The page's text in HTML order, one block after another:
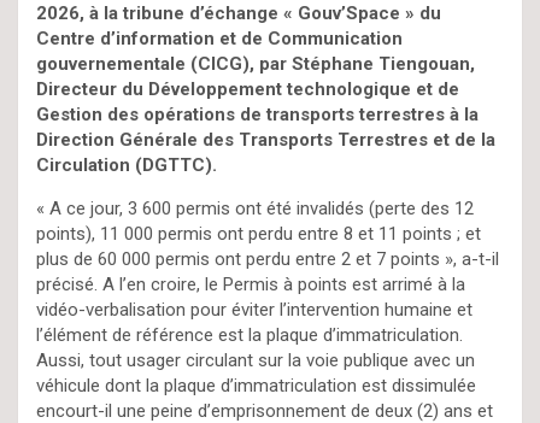
2026, à la tribune d’échange « Gouv’Space » du
Centre d’information et de Communication
gouvernementale (CICG), par Stéphane Tiengouan,
Directeur du Développement technologique et de
Gestion des opérations de transports terrestres à la
Direction Générale des Transports Terrestres et de la
Circulation (DGTTC).
« A ce jour, 3 600 permis ont été invalidés (perte des 12
points), 11 000 permis ont perdu entre 8 et 11 points ; et
plus de 60 000 permis ont perdu entre 2 et 7 points », a-t-il
précisé. A l’en croire, le Permis à points est arrimé à la
vidéo-verbalisation pour éviter l’intervention humaine et
l’élément de référence est la plaque d’immatriculation.
Aussi, tout usager circulant sur la voie publique avec un
véhicule dont la plaque d’immatriculation est dissimulée
encourt-il une peine d’emprisonnement de deux (2) ans et